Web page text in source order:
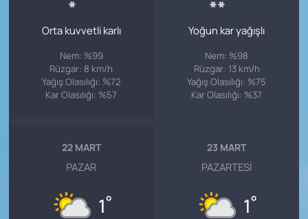
Orta kuvvetli karlı
Nem: %99
Rüzgar: 8 km/h
Yağış Olasılığı: %72
Kar Olasılığı: %57
Yoğun kar yağışlı
Nem: %98
Rüzgar: 13 km/h
Yağış Olasılığı: %75
Kar Olasılığı: %37
22 MART
PAZAR
1°
23 MART
PAZARTESI
1°